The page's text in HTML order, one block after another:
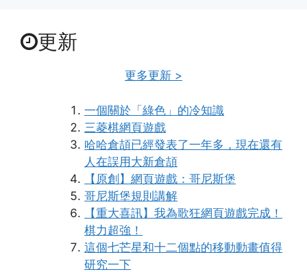
更新
更多更新 >
一個關於「綠色」的冷知識
三菱棋網頁遊戲
哈哈倉頡已經發表了一年多，現在還有
人在誤用大新倉頡
【原創】網頁遊戲：哥尼斯堡
哥尼斯堡規則講解
【重大喜訊】我為歌狂網頁遊戲完成！
棋力超強！
這個七芒星和十二個點的移動動畫值得
研究一下